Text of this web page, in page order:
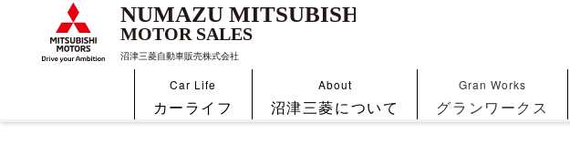
Car Life
カーライフ
About
沼津三菱について
Gran Works
グランワークス